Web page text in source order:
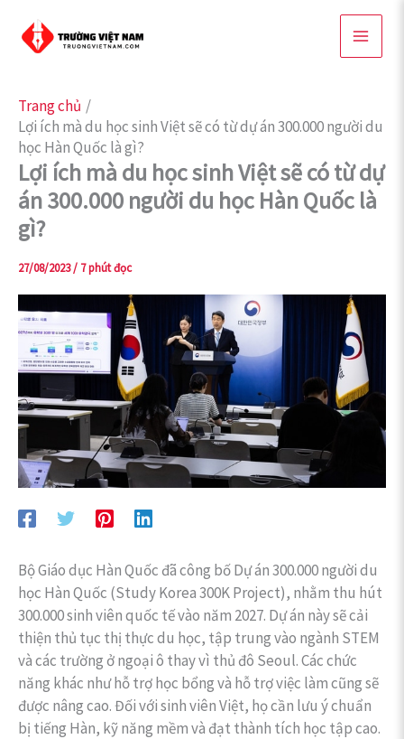
Trang chủ
Lợi ích mà du học sinh Việt sẽ có từ dự án 300.000 người du
học Hàn Quốc là gì?
Lợi ích mà du học sinh Việt sẽ có từ dự
án 300.000 người du học Hàn Quốc là
gì?
27/08/2023/ 7 phút đọc
Bộ Giáo dục Hàn Quốc đã công bố Dự án 300.000 người du
học Hàn Quốc (Study Korea 300K Project), nhằm thu hút
300.000 sinh viên quốc tế vào năm 2027. Dự án này sẽ cải
thiện thủ tục thị thực du học, tập trung vào ngành STEM
và các trường ở ngoại ô thay vì thủ đô Seoul. Các chức
năng khác như hỗ trợ học bổng và hỗ trợ việc làm cũng sẽ
được nâng cao. Đối với sinh viên Việt, họ cần lưu ý chuẩn
bị tiếng Hàn, kỹ năng mềm và đạt thành tích học tập cao.